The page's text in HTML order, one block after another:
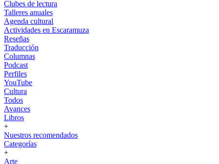
Clubes de lectura
Talleres anuales
Agenda cultural
Actividades en Escaramuza
Reseñas
Traducción
Columnas
Podcast
Perfiles
YouTube
Cultura
Todos
Avances
Libros
+
Nuestros recomendados
Categorías
+
Arte